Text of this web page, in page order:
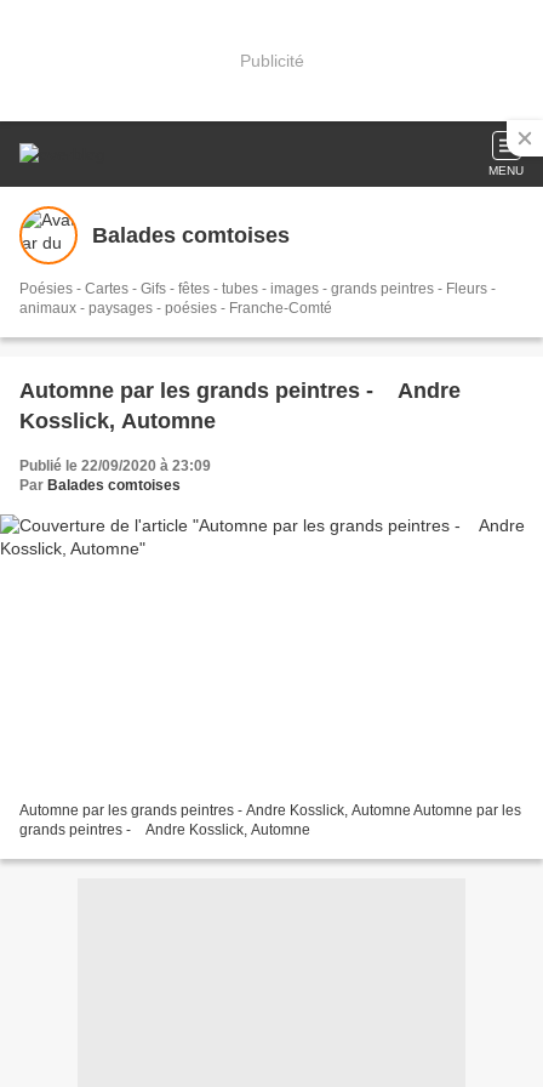
Publicité
MENU
Balades comtoises
Poésies - Cartes - Gifs - fêtes - tubes - images - grands peintres - Fleurs -
animaux - paysages - poésies - Franche-Comté
Automne par les grands peintres - Andre
Kosslick, Automne
Publié le 22/09/2020 à 23:09
Par Balades comtoises
Automne par les grands peintres - Andre Kosslick, Automne Automne par les
grands peintres - Andre Kosslick, Automne